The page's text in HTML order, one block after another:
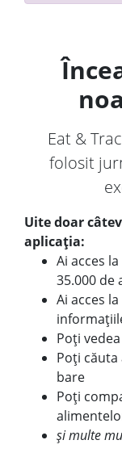
Eat &
folosit
Uite doar
aplicația:
Ai acces
35.000 de
Ai acces
Poți
Poți
bare
Poți
și multe